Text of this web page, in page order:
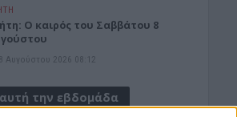
O καιρός του Σαββάτου 8
8 Αυγούστου 2026 08:12
την εβδομάδα